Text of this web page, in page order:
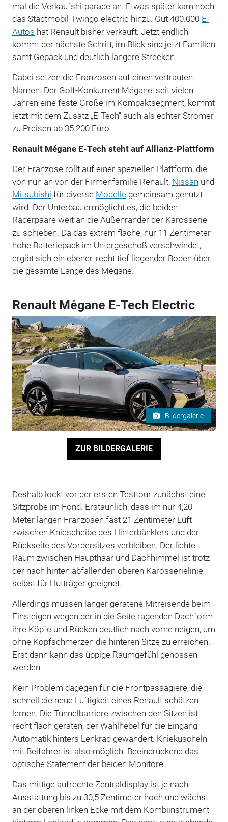
mal die Verkaufshitparade an. Etwas später kam noch
das Stadtmobil Twingo electric hinzu. Gut 400.000 E-
Autos hat Renault bisher verkauft. Jetzt endlich
kommt der nächste Schritt, im Blick sind jetzt Familien
samt Gepäck und deutlich längere Strecken.
Dabei setzen die Franzosen auf einen vertrauten
Namen. Der Golf-Konkurrent Mégane, seit vielen
Jahren eine feste Größe im Kompaktsegment, kommt
jetzt mit dem Zusatz „E-Tech“ auch als echter Stromer
zu Preisen ab 35.200 Euro.
Renault Mégane E-Tech steht auf Allianz-Plattform
Der Franzose rollt auf einer speziellen Plattform, die
von nun an von der Firmenfamilie Renault, Nissan und
Mitsubishi für diverse Modellegemeinsam genutzt
wird. Der Unterbau ermöglicht es, die beiden
Räderpaare weit an die Außenränder der Karosserie
zu schieben. Da das extrem flache, nur 11 Zentimeter
hohe Batteriepack im Untergeschoß verschwindet,
ergibt sich ein ebener, recht tief liegender Boden über
die gesamte Länge des Mégane.
Renault Mégane E-Tech Electric
Bildergalerie
ZUR BILDERGALERIE
Deshalb lockt vor der ersten Testtour zunächst eine
Sitzprobe im Fond. Erstaunlich, dass im nur 4,20
Meter langen Franzosen fast 21 Zentimeter Luft
zwischen Kniescheibe des Hinterbänklers und der
Rückseite des Vordersitzes verbleiben. Der lichte
Raum zwischen Haupthaar und Dachhimmel ist trotz
der nach hinten abfallenden oberen Karosserielinie
selbst für Hutträger geeignet.
Allerdings müssen länger geratene Mitreisende beim
Einsteigen wegen der in die Seite ragenden Dachform
ihre Köpfe und Rücken deutlich nach vorne neigen, um
ohne Kopfschmerzen die hinteren Sitze zu erreichen.
Erst dann kann das üppige Raumgefühl genossen
werden.
Kein Problem dagegen für die Frontpassagiere, die
schnell die neue Luftigkeit eines Renault schätzen
lernen. Die Tunnelbarriere zwischen den Sitzen ist
recht flach geraten, der Wählhebel für die Eingang-
Automatik hinters Lenkrad gewandert. Kniekuscheln
mit Beifahrer ist also möglich. Beeindruckend das
optische Statement der beiden Monitore.
Das mittige aufrechte Zentraldisplay ist je nach
Ausstattung bis zu 30,5 Zentimeter hoch und wächst
an der oberen linken Ecke mit dem Kombiinstrument